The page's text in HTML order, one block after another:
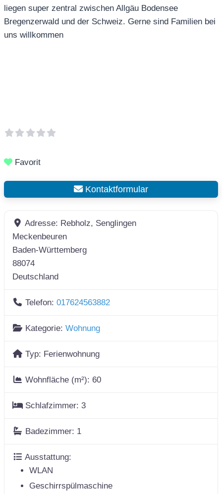
liegen super zentral zwischen Allgäu Bodensee
Bregenzerwald und der Schweiz. Gerne sind Familien bei
uns willkommen
Favorit
Kontaktformular
Adresse: Rebholz, Senglingen
Meckenbeuren
Baden-Württemberg
88074
Deutschland
Telefon:017624563882
Kategorie:Wohnung
Typ: Ferienwohnung
Wohnfläche (m²):60
Schlafzimmer:3
Badezimmer: 1
Ausstattung:
WLAN
Geschirrspülmaschine